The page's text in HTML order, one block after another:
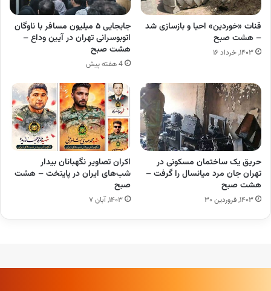
قنات «خوردین» احیا و بازسازی شد
– هشت صبح
۱۴۰۳, خرداد ۱۶
جابجایی ۵ میلیون مسافر با ناوگان
اتوبوسرانی تهران در آیین وداع –
هشت صبح
4 هفته پیش
حریق یک ساختمان مسکونی در
تهران جان مرد میانسال را گرفت –
هشت صبح
۱۴۰۳, فروردین ۳۰
اکران تصاویر نگهبانان بیدار
شب‌های ایران در پایتخت – هشت
صبح
۱۴۰۳, آبان ۷